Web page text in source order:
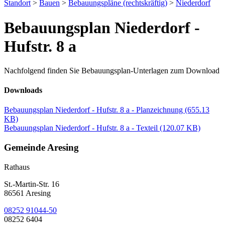
Standort > Bauen > Bebauungspläne (rechtskräftig) > Niederdorf
Bebauungsplan Niederdorf -
Hufstr. 8 a
Nachfolgend finden Sie Bebauungsplan-Unterlagen zum Download
Downloads
Bebauungsplan Niederdorf - Hufstr. 8 a - Planzeichnung (655.13
KB)
Bebauungsplan Niederdorf - Hufstr. 8 a - Texteil (120.07 KB)
Gemeinde Aresing
Rathaus
St.-Martin-Str. 16
86561 Aresing
08252 91044-50
08252 6404